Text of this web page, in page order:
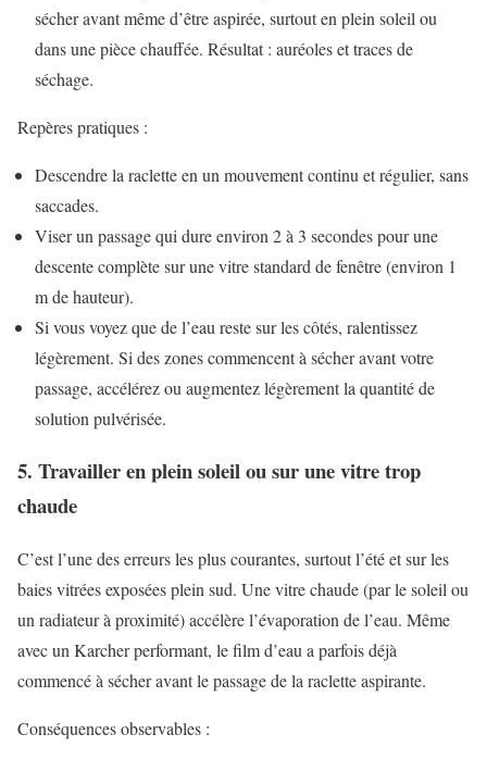
sécher avant même d’être aspirée, surtout en plein soleil ou
dans une pièce chauffée. Résultat : auréoles et traces de
séchage.
Repères pratiques :
Descendre la raclette en un mouvement continu et régulier, sans
saccades.
Viser un passage qui dure environ 2 à 3 secondes pour une
descente complète sur une vitre standard de fenêtre (environ 1
m de hauteur).
Si vous voyez que de l’eau reste sur les côtés, ralentissez
légèrement. Si des zones commencent à sécher avant votre
passage, accélérez ou augmentez légèrement la quantité de
solution pulvérisée.
5. Travailler en plein soleil ou sur une vitre trop
chaude
C’est l’une des erreurs les plus courantes, surtout l’été et sur les
baies vitrées exposées plein sud. Une vitre chaude (par le soleil ou
un radiateur à proximité) accélère l’évaporation de l’eau. Même
avec un Karcher performant, le film d’eau a parfois déjà
commencé à sécher avant le passage de la raclette aspirante.
Conséquences observables :